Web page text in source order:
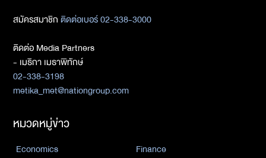
สมัครสมาชิกติดต่อเบอร์ 02-338-3000
ติดต่อ Media Partners
- เมธิกา เมธาพิทักษ์
02-338-3198
metika_met@nationgroup.com
หมวดหมู่ข่าว
Economics
Finance